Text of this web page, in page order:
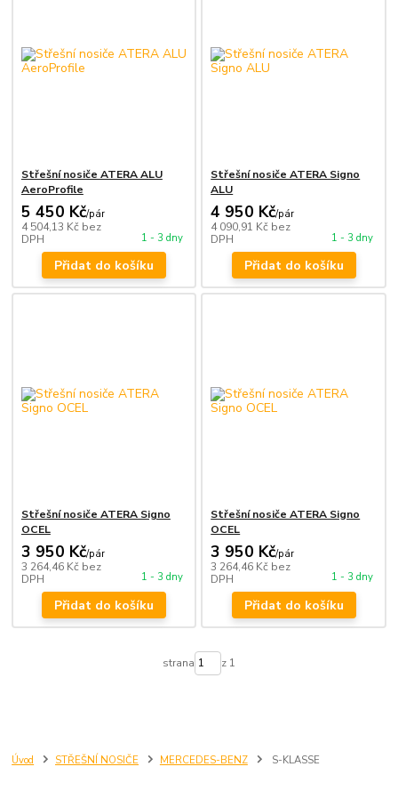
Úvod STŘEŠNÍ NOSIČE MERCEDES-BENZ S-KLASSE
Střešní nosiče ATERA ALU
AeroProfile
5 450 Kč/pár
4 504,13 Kč bez
DPH
1 - 3 dny
Přidat do košíku
Střešní nosiče ATERA Signo
ALU
4 950 Kč/pár
4 090,91 Kč bez
DPH
1 - 3 dny
Přidat do košíku
Střešní nosiče ATERA Signo
OCEL
3 950 Kč/pár
3 264,46 Kč bez
DPH
1 - 3 dny
Přidat do košíku
Střešní nosiče ATERA Signo
OCEL
3 950 Kč/pár
3 264,46 Kč bez
DPH
1 - 3 dny
Přidat do košíku
strana z 1